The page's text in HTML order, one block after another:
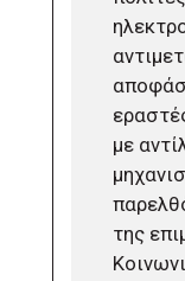
με
της